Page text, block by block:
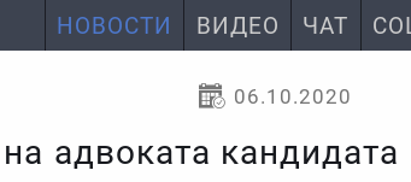
НОВОСТИ ВИДЕО ЧАТ
06.10.2020
адвоката